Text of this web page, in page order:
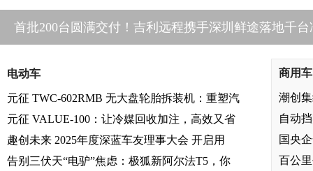
长城炮入选2026新能源汽车下乡目录 千万别错过这波
电动车
元征 TWC-602RMB 无大盘轮胎拆装机：重塑汽
元征 VALUE-100：让冷媒回收加注，高效又省
趣创未来 2025年度深蓝车友理事大会 开启用
告别三伏天“电驴”焦虑：极狐新阿尔法T5，你
商用车
潮创
自动
国央
百公